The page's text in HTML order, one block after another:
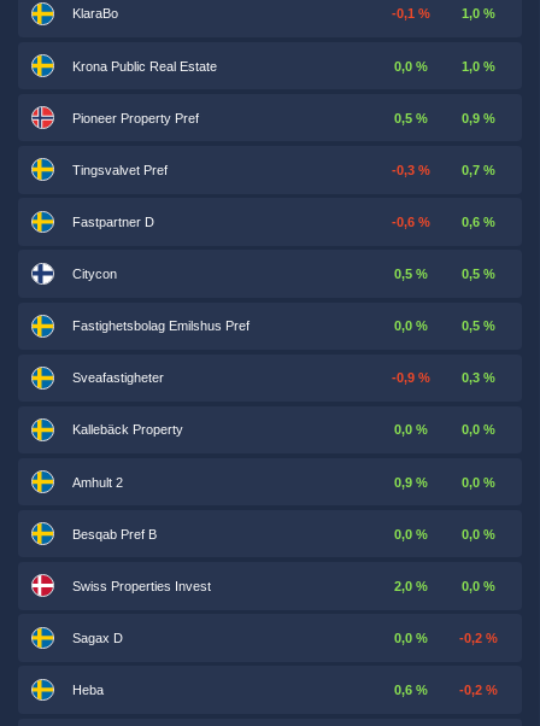
KlaraBo -0,1 % 1,0 %
Krona Public Real Estate 0,0 % 1,0 %
Pioneer Property Pref 0,5 % 0,9 %
Tingsvalvet Pref -0,3 % 0,7 %
Fastpartner D -0,6 % 0,6 %
Citycon 0,5 % 0,5 %
Fastighetsbolag Emilshus Pref 0,0 % 0,5 %
Sveafastigheter -0,9 % 0,3 %
Kallebäck Property 0,0 % 0,0 %
Amhult 2 0,9 % 0,0 %
Besqab Pref B 0,0 % 0,0 %
Swiss Properties Invest 2,0 % 0,0 %
Sagax D 0,0 % -0,2 %
Heba 0,6 % -0,2 %